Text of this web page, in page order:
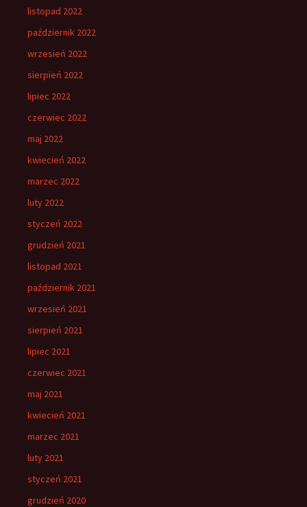
listopad 2022
październik 2022
wrzesień 2022
sierpień 2022
lipiec 2022
czerwiec 2022
maj 2022
kwiecień 2022
marzec 2022
luty 2022
styczeń 2022
grudzień 2021
listopad 2021
październik 2021
wrzesień 2021
sierpień 2021
lipiec 2021
czerwiec 2021
maj 2021
kwiecień 2021
marzec 2021
luty 2021
styczeń 2021
grudzień 2020